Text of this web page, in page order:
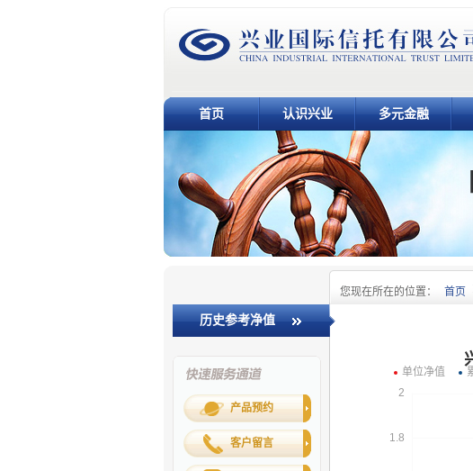
首页 认识兴业 多元金融
您现在所在的位置： 首页
历史参考净值
产品预约
客户留言